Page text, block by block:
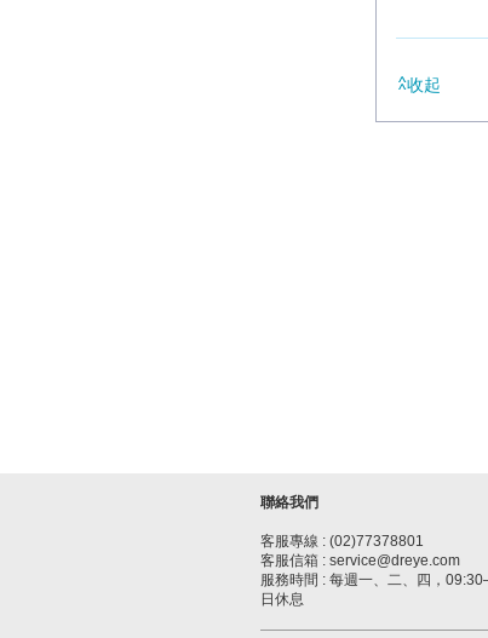
收起
聯絡我們
客服專線 : (02)77378801
客服信箱 : service@dreye.com
服務時間 : 每週一、二、四，
日休息